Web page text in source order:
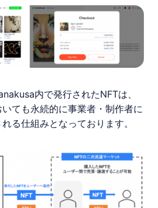
内で発行されたNFTは、
ても永続的に事業者・制作者に
る仕組みとなっております。